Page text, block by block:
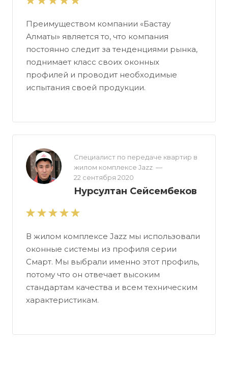
Преимуществом компании «Бастау
Алматы» является то, что компания
постоянно следит за тенденциями рынка,
поднимает класс своих оконных
профилей и проводит необходимые
испытания своей продукции.
Специалист по передаче квартир в
жилом комплексе Jazz —
22 сентября 2020
Нурсултан Сейсембеков
В жилом комплексе Jazz мы использовали
оконные системы из профиля серии
Смарт. Мы выбрали именно этот профиль,
потому что он отвечает высоким
стандартам качества и всем техническим
характеристикам.